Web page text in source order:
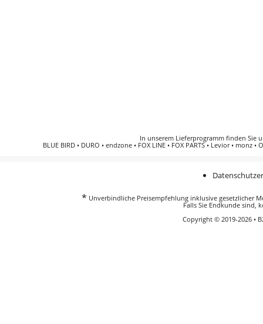
In unserem Lieferprogramm finden Sie
BLUE BIRD• DURO • endzone• FOX LINE• FOX PARTS• Levior• monz•
* Unverbindliche Preisempfehlung inklusive gesetzlicher
Falls Sie Endkunde sind,
Copyright © 2019-2026 •